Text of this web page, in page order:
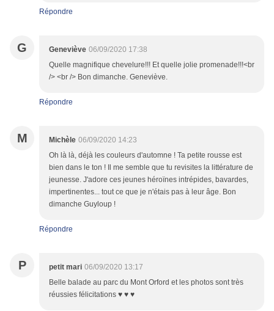
Répondre
G Geneviève 06/09/2020 17:38
Quelle magnifique chevelure!!! Et quelle jolie promenade!!!<br
/> <br /> Bon dimanche. Geneviève.
Répondre
M Michèle 06/09/2020 14:23
Oh là là, déjà les couleurs d'automne ! Ta petite rousse est
bien dans le ton ! Il me semble que tu revisites la littérature de
jeunesse. J'adore ces jeunes héroïnes intrépides, bavardes,
impertinentes... tout ce que je n'étais pas à leur âge. Bon
dimanche Guyloup !
Répondre
P petit mari 06/09/2020 13:17
Belle balade au parc du Mont Orford et les photos sont très
réussies félicitations ♥ ♥ ♥